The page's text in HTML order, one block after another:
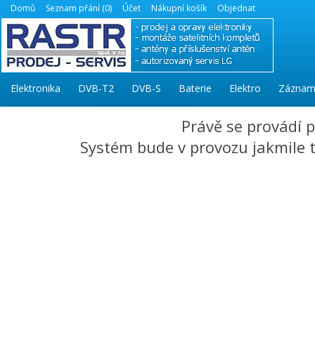
Domů Seznam přání (0) Účet Nákupní košík Objednat
Elektronika DVB-T2 DVB-S Baterie Elektro
Právě se provádí
Systém bude v provozu